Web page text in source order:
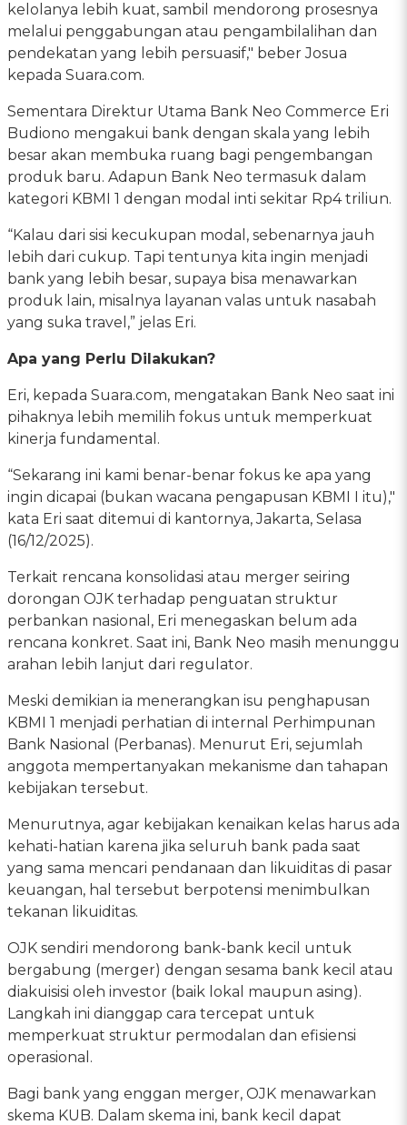
kelolanya lebih kuat, sambil mendorong prosesnya
melalui penggabungan atau pengambilalihan dan
pendekatan yang lebih persuasif," beber Josua
kepada Suara.com.
Sementara Direktur Utama Bank Neo Commerce Eri
Budiono mengakui bank dengan skala yang lebih
besar akan membuka ruang bagi pengembangan
produk baru. Adapun Bank Neo termasuk dalam
kategori KBMI 1 dengan modal inti sekitar Rp4 triliun.
“Kalau dari sisi kecukupan modal, sebenarnya jauh
lebih dari cukup. Tapi tentunya kita ingin menjadi
bank yang lebih besar, supaya bisa menawarkan
produk lain, misalnya layanan valas untuk nasabah
yang suka travel,” jelas Eri.
Apa yang Perlu Dilakukan?
Eri, kepada Suara.com, mengatakan Bank Neo saat ini
pihaknya lebih memilih fokus untuk memperkuat
kinerja fundamental.
“Sekarang ini kami benar-benar fokus ke apa yang
ingin dicapai (bukan wacana pengapusan KBMI I itu),"
kata Eri saat ditemui di kantornya, Jakarta, Selasa
(16/12/2025).
Terkait rencana konsolidasi atau merger seiring
dorongan OJK terhadap penguatan struktur
perbankan nasional, Eri menegaskan belum ada
rencana konkret. Saat ini, Bank Neo masih menunggu
arahan lebih lanjut dari regulator.
Meski demikian ia menerangkan isu penghapusan
KBMI 1 menjadi perhatian di internal Perhimpunan
Bank Nasional (Perbanas). Menurut Eri, sejumlah
anggota mempertanyakan mekanisme dan tahapan
kebijakan tersebut.
Menurutnya, agar kebijakan kenaikan kelas harus ada
kehati-hatian karena jika seluruh bank pada saat
yang sama mencari pendanaan dan likuiditas di pasar
keuangan, hal tersebut berpotensi menimbulkan
tekanan likuiditas.
OJK sendiri mendorong bank-bank kecil untuk
bergabung (merger) dengan sesama bank kecil atau
diakuisisi oleh investor (baik lokal maupun asing).
Langkah ini dianggap cara tercepat untuk
memperkuat struktur permodalan dan efisiensi
operasional.
Bagi bank yang enggan merger, OJK menawarkan
skema KUB. Dalam skema ini, bank kecil dapat